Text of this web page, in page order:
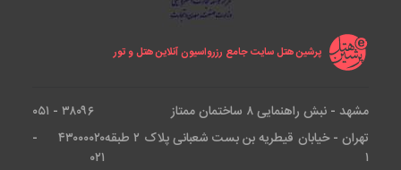
پرشین هتل سایت جامع رزرواسیون آنلاین هتل و تور
مشهد - نبش راهنمایی ۸ ساختمان ممتاز
۳۸۰۹۶ - ۰۵۱
تهران - خیابان قیطریه بن بست شعبانی پلاک ۲ طبقه
۱
۴۳۰۰۰۰۲۰ -
۰۲۱